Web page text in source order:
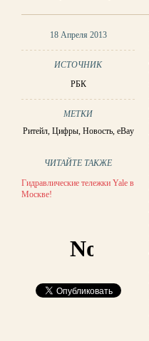
18 Апреля 2013
ИСТОЧНИК
РБК
МЕТКИ
Ритейл, Цифры, Новость, eBay
ЧИТАЙТЕ ТАКЖЕ
Гидравлические тележки Yale в
Москве!